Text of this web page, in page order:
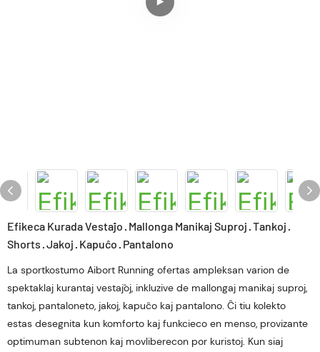
Efikeca Kurada Vestaĵo · Mallonga Manikaj Suproj · Tankoj ·
Shorts · Jakoj · Kapuĉo · Pantalono
La sportkostumo Aibort Running ofertas ampleksan varion de
spektaklaj kurantaj vestaĵoj, inkluzive de mallongaj manikaj suproj,
tankoj, pantaloneto, jakoj, kapuĉo kaj pantalono. Ĉi tiu kolekto
estas desegnita kun komforto kaj funkcieco en menso, provizante
optimuman subtenon kaj movliberecon por kuristoj. Kun siaj